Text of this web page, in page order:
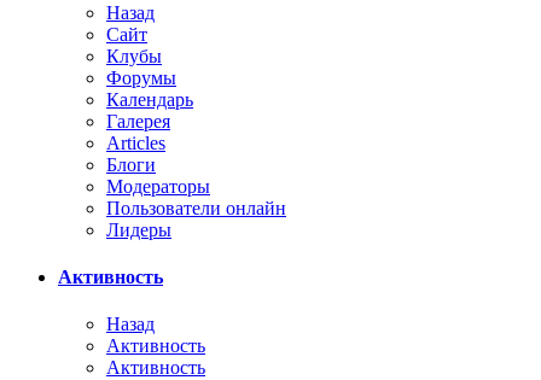
Назад
Сайт
Клубы
Форумы
Календарь
Галерея
Articles
Блоги
Модераторы
Пользователи онлайн
Лидеры
Активность
Назад
Активность
Активность